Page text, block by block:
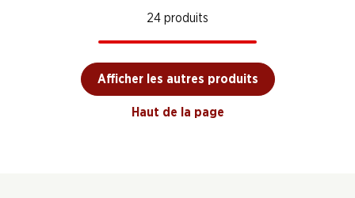
24 produits
Afficher les autres produits
Haut de la page